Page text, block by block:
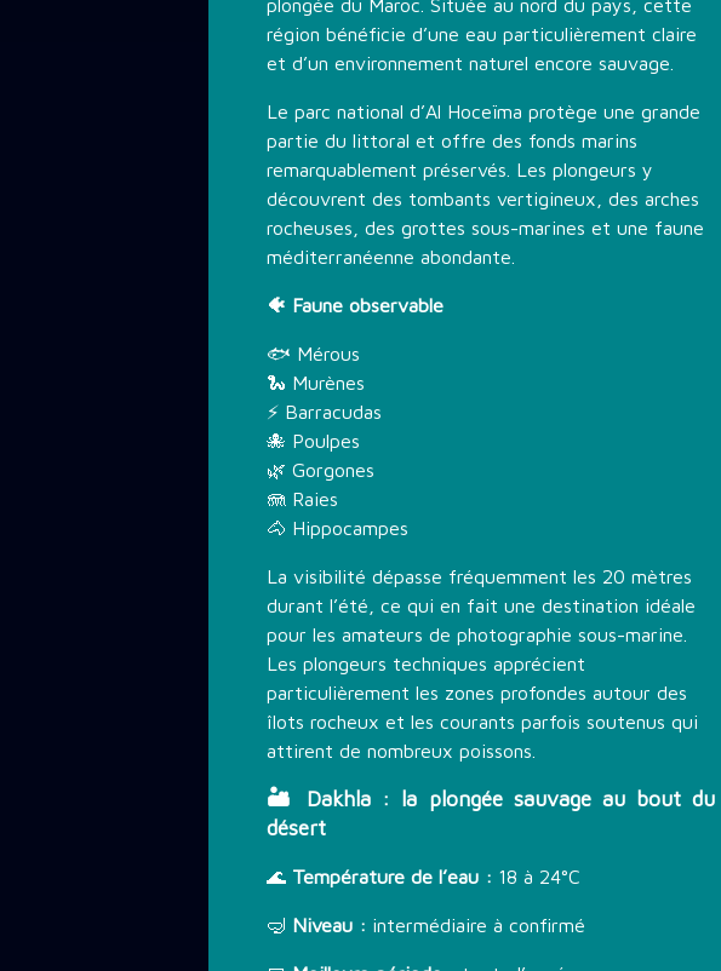
plongée du Maroc. Située au nord du pays, cette
région bénéficie d’une eau particulièrement claire
et d’un environnement naturel encore sauvage.
Le parc national d’Al Hoceïma protège une grande
partie du littoral et offre des fonds marins
remarquablement préservés. Les plongeurs y
découvrent des tombants vertigineux, des arches
rocheuses, des grottes sous-marines et une faune
méditerranéenne abondante.
🐠 Faune observable
🐟 Mérous
🐍 Murènes
⚡ Barracudas
🐙 Poulpes
🌿 Gorgones
🪼 Raies
🐴 Hippocampes
La visibilité dépasse fréquemment les 20 mètres
durant l’été, ce qui en fait une destination idéale
pour les amateurs de photographie sous-marine.
Les plongeurs techniques apprécient
particulièrement les zones profondes autour des
îlots rocheux et les courants parfois soutenus qui
attirent de nombreux poissons.
🏜️ Dakhla : la plongée sauvage au bout du
désert
🌊 Température de l’eau : 18 à 24°C
🤿 Niveau : intermédiaire à confirmé